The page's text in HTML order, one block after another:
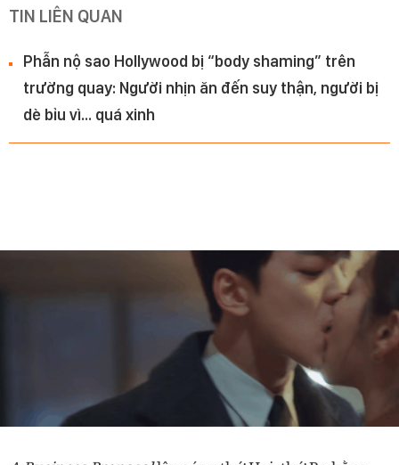
TIN LIÊN QUAN
Phẫn nộ sao Hollywood bị “body shaming” trên
trường quay: Người nhịn ăn đến suy thận, người bị
dè bỉu vì… quá xinh